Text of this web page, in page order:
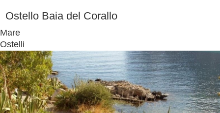
Ostello Baia del Corallo
Mare
Ostelli